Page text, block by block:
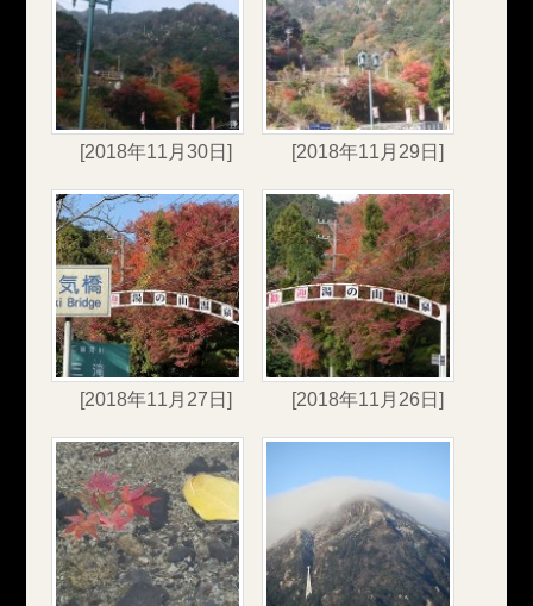
[2018年11月30日] [2018年11月29日]
[2018年11月27日] [2018年11月26日]